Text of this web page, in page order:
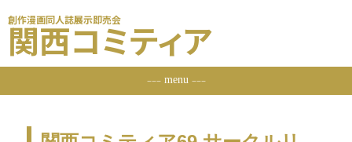
創作漫画同人誌展示即売会
関西コミティア
ーーーmenu ーーー